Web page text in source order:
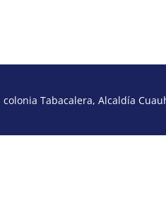
Tabacalera, Alcaldía